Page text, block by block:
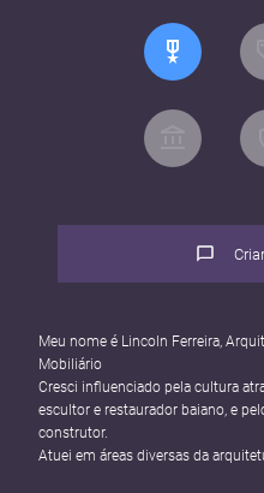
Meu nome é Lincoln Ferreira,
Mobiliário
Cresci influenciado pela cultura
escultor e restaurador baiano, e
construtor.
Atuei em áreas diversas da